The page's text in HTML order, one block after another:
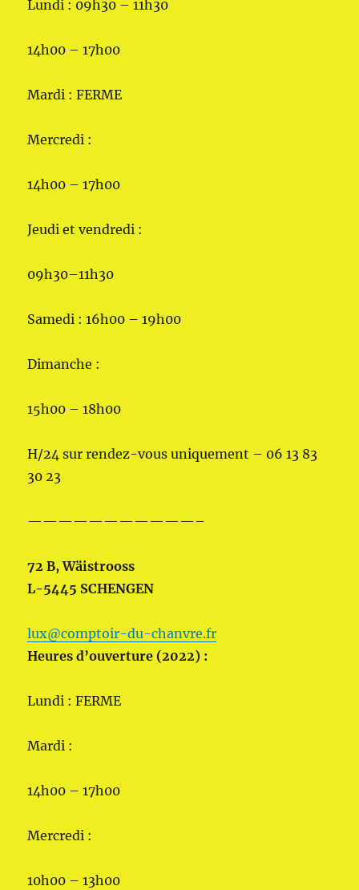
Lundi : 09h30 – 11h30
14h00 – 17h00
Mardi : FERME
Mercredi :
14h00 – 17h00
Jeudi et vendredi :
09h30–11h30
Samedi : 16h00 – 19h00
Dimanche :
15h00 – 18h00
H/24 sur rendez-vous uniquement – 06 13 83
30 23
———————————–
72 B, Wäistrooss
L-5445 SCHENGEN
lux@comptoir-du-chanvre.fr
Heures d’ouverture (2022) :
Lundi : FERME
Mardi :
14h00 – 17h00
Mercredi :
10h00 – 13h00